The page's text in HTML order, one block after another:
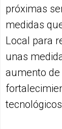
próximas
medidas
Local para
unas
aumento